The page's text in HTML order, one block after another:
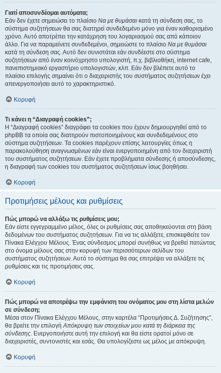
Γιατί αποσυνδέομαι αυτόματα;
Εάν δεν έχετε σημειώσει το πλαίσιο Να με θυμάσαι κατά τη σύνδεση σας, το
σύστημα συζητήσεων θα σας διατηρεί συνδεδεμένο μόνο για έναν καθορισμένο
χρόνο. Αυτό αποτρέπει την κατάχρηση του λογαριασμού σας από κάποιον
άλλο. Για να παραμείνετε συνδεδεμένοι, σημειώστε το πλαίσιο Να με θυμάσαι
κατά τη σύνδεση σας. Αυτό δεν συνιστάται εάν συνδέεστε στο σύστημα
συζητήσεων από έναν κοινόχρηστο υπολογιστή, π.χ. βιβλιοθήκη, internet cafe,
πανεπιστημιακό εργαστήριο υπολογιστών, κλπ. Εάν δεν βλέπετε αυτό το
πλαίσιο επιλογής σημαίνει ότι ο διαχειριστής του συστήματος συζητήσεων έχει
απενεργοποιήσει αυτό το χαρακτηριστικό.
Κορυφή
Τι κάνει η “Διαγραφή cookies”;
Η “Διαγραφή cookies” διαγράφει τα cookies που έχουν δημιουργηθεί από το
phpBB τα οποία σας διατηρούν πιστοποιημένους και συνδεδεμένους στο
σύστημα συζητήσεων. Τα cookies παρέχουν επίσης λειτουργίες όπως η
παρακολούθηση αναγνωσμένων εάν είναι ενεργοποιημένη από τον διαχειριστή
του συστήματος συζητήσεων. Εάν έχετε προβλήματα σύνδεσης ή αποσύνδεσης,
η διαγραφή των cookies του συστήματος συζητήσεων ίσως βοηθήσει.
Κορυφή
Προτιμήσεις μέλους και ρυθμίσεις
Πώς μπορώ να αλλάξω τις ρυθμίσεις μου;
Εάν είστε εγγεγραμμένο μέλος, όλες οι ρυθμίσεις σας αποθηκεύονται στη βάση
δεδομένων του συστήματος συζητήσεων. Για να τις αλλάξετε, επισκεφθείτε τον
Πίνακα Ελέγχου Μέλους. Ένας σύνδεσμος μπορεί συνήθως να βρεθεί πατώντας
στο όνομα μέλους σας στην κορυφή των περισσότερων σελίδων του
συστήματος συζητήσεων. Αυτό το σύστημα θα σας επιτρέψει να αλλάξετε τις
ρυθμίσεις και τις προτιμήσεις σας.
Κορυφή
Πώς μπορώ να αποτρέψω την εμφάνιση του ονόματος μου στη λίστα μελών
σε σύνδεση;
Μέσα στον Πίνακα Ελέγχου Μέλους, στην καρτέλα “Προτιμήσεις Δ. Συζήτησης”,
θα βρείτε την επιλογήΑπόκρυψη των στοιχείων μου κατά τη διάρκεια της
σύνδεσης. Ενεργοποιήστε αυτή την επιλογή και θα είστε ορατοί μόνο σε
διαχειριστές, συντονιστές και εσάς. Θα υπολογίζεστε ως μέλος με απόκρυψη.
Κορυφή